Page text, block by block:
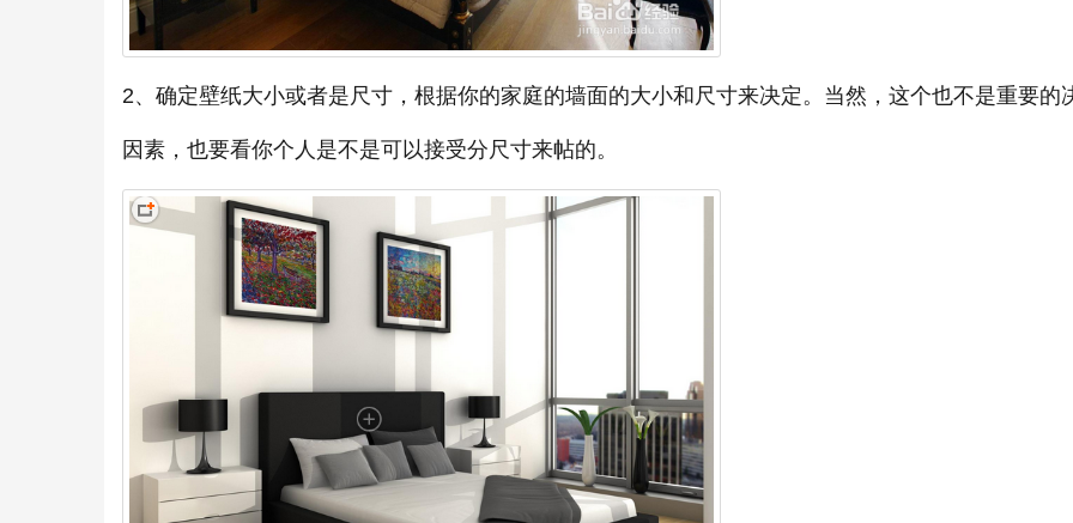
2、确定壁纸大小或者是尺寸，根据你的家庭的墙面的大小和尺寸来决定。当然，这个也不是重要的
因素，也要看你个人是不是可以接受分尺寸来帖的。